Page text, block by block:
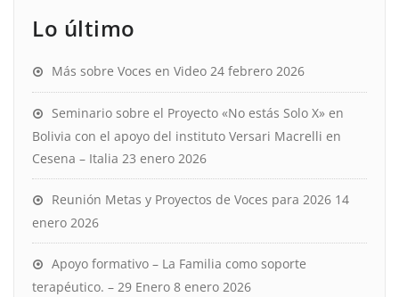
Lo último
Más sobre Voces en Video 24 febrero 2026
Seminario sobre el Proyecto «No estás Solo X» en
Bolivia con el apoyo del instituto Versari Macrelli en
Cesena – Italia 23 enero 2026
Reunión Metas y Proyectos de Voces para 2026 14
enero 2026
Apoyo formativo – La Familia como soporte
terapéutico. – 29 Enero 8 enero 2026